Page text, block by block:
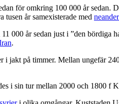
för omkring 100 000 år
tusen år samexisterade med
000 år sedan just i ”den bördiga
.
jakt på timmer. Mellan ungefär
i sin tur mellan 2000 och 1800 f